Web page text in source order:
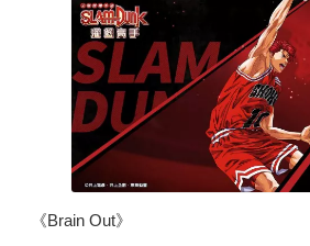
《Brain Out》